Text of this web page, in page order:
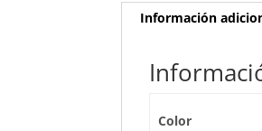
Información
Color